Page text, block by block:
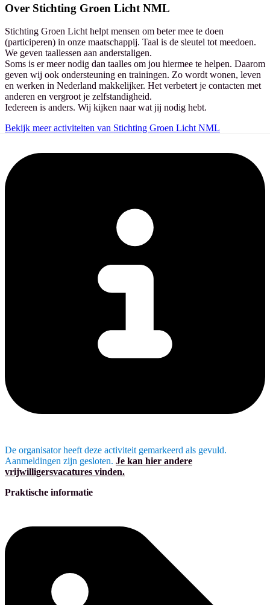
Over Stichting Groen Licht NML
Stichting Groen Licht helpt mensen om beter mee te doen
(participeren) in onze maatschappij. Taal is de sleutel tot meedoen.
We geven taallessen aan anderstaligen.
Soms is er meer nodig dan taalles om jou hiermee te helpen. Daarom
geven wij ook ondersteuning en trainingen. Zo wordt wonen, leven
en werken in Nederland makkelijker. Het verbetert je contacten met
anderen en vergroot je zelfstandigheid.
Iedereen is anders. Wij kijken naar wat jij nodig hebt.
Bekijk meer activiteiten van Stichting Groen Licht NML
De organisator heeft deze activiteit gemarkeerd als gevuld.
Aanmeldingen zijn gesloten. Je kan hier andere
vrijwilligersvacatures vinden.
Praktische informatie